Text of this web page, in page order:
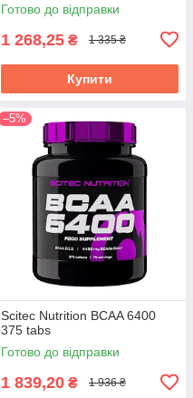
Готово до відправки
1 268,25 ₴ 1 335 ₴
Купити
–5%
Scitec Nutrition BCAA 6400
375 tabs
Готово до відправки
1 839,20 ₴ 1 936 ₴